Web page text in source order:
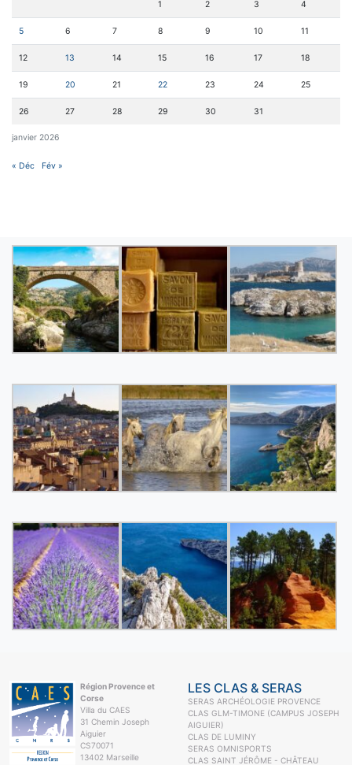
janvier 2026
1 2 3 4
5 6 7 8 9 10 11
12 13 14 15 16 17 18
19 20 21 22 23 24 25
26 27 28 29 30 31
« Déc Fév »
Région Provence et
Corse
Villa du CAES
31 Chemin Joseph
Aiguier
CS70071
13402 Marseille
LES CLAS & SERAS
SERAS ARCHÉOLOGIE PROVENCE
CLAS GLM-TIMONE (CAMPUS JOSEPH
AIGUIER)
CLAS DE LUMINY
SERAS OMNISPORTS
CLAS SAINT JÉRÔME - CHÂTEAU